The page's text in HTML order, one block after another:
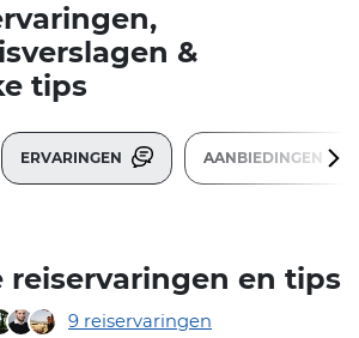
&
tips
ERVARINGEN AANBIEDINGEN
reiservaringen en tips
9 reiservaringen